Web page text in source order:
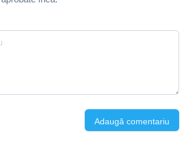
Adaugă comentariu